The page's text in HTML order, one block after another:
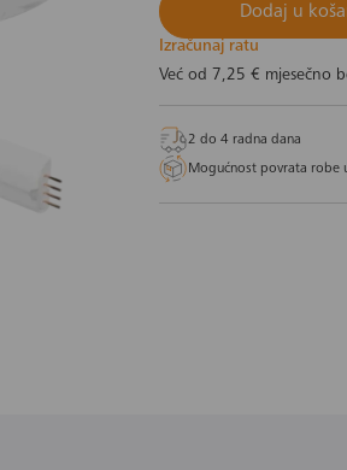
Dodaj u
Izračunaj ratu
Već od 7,25 € mjesečno
2 do 4 radna dana
Mogućnost povrata robe